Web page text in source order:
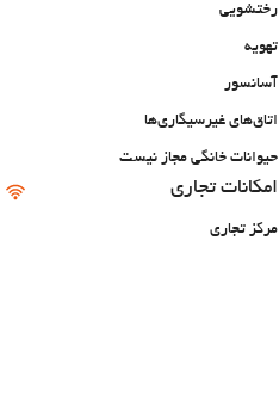
رختشویی
تهویه
آسانسور
اتاق‌های غیرسیگاری‌ها
حیوانات خانگی مجاز نیست
امکانات تجاری
مرکز تجاری